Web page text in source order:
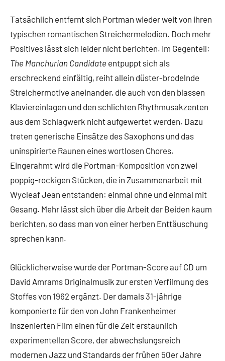
Tatsächlich entfernt sich Portman wieder weit von ihren
typischen romantischen Streichermelodien. Doch mehr
Positives lässt sich leider nicht berichten. Im Gegenteil:
The Manchurian Candidate entpuppt sich als
erschreckend einfältig, reiht allein düster-brodelnde
Streichermotive aneinander, die auch von den blassen
Klaviereinlagen und den schlichten Rhythmusakzenten
aus dem Schlagwerk nicht aufgewertet werden. Dazu
treten generische Einsätze des Saxophons und das
uninspirierte Raunen eines wortlosen Chores.
Eingerahmt wird die Portman-Komposition von zwei
poppig-rockigen Stücken, die in Zusammenarbeit mit
Wycleaf Jean entstanden: einmal ohne und einmal mit
Gesang. Mehr lässt sich über die Arbeit der Beiden kaum
berichten, so dass man von einer herben Enttäuschung
sprechen kann.
Glücklicherweise wurde der Portman-Score auf CD um
David Amrams Originalmusik zur ersten Verfilmung des
Stoffes von 1962 ergänzt. Der damals 31-jährige
komponierte für den von John Frankenheimer
inszenierten Film einen für die Zeit erstaunlich
experimentellen Score, der abwechslungsreich
modernen Jazz und Standards der frühen 50er Jahre